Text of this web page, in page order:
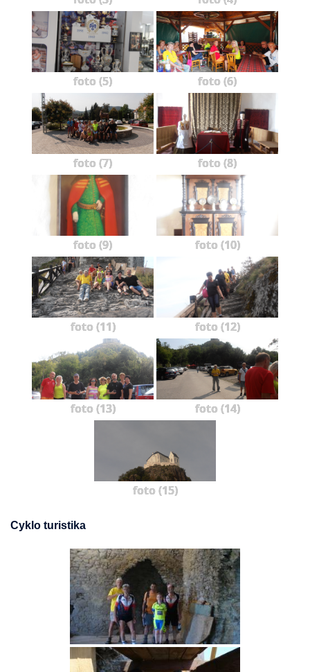
foto (5) foto (6)
foto (7) foto (8)
foto (9) foto (10)
foto (11) foto (12)
foto (13) foto (14)
foto (15)
Cyklo turistika